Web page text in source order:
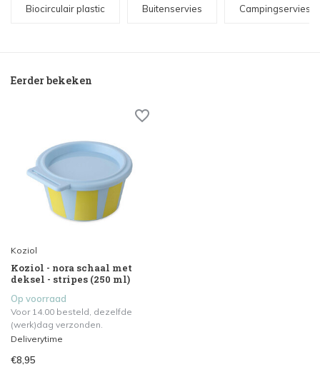
Biocirculair plastic Buitenservies Campingservies
Eerder bekeken
Koziol
Koziol - nora schaal met
deksel - stripes (250 ml)
Op voorraad
Voor 14.00 besteld, dezelfde
(werk)dag verzonden.
Deliverytime
€8,95